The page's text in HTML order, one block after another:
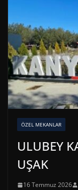
ÖZEL MEKANLAR
ULUBEY
UŞAK
16 Temmuz 2026